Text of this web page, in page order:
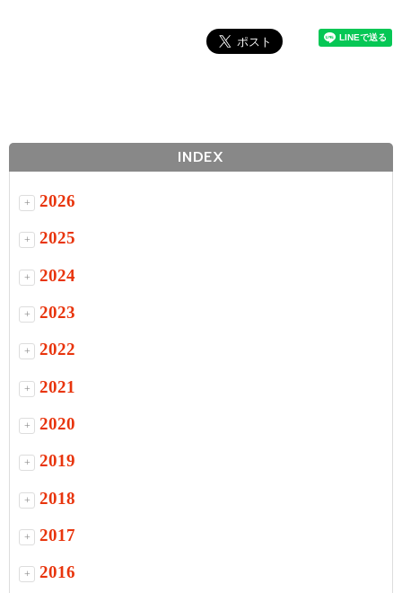
INDEX
+ 2026
+ 2025
+ 2024
+ 2023
+ 2022
+ 2021
+ 2020
+ 2019
+ 2018
+ 2017
+ 2016